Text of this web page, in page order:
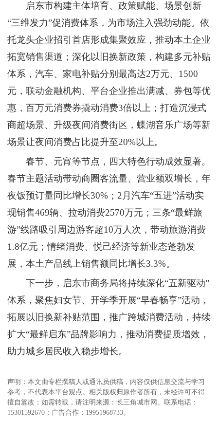
启东市构建主体培育、政策赋能、场景创新
“三维发力”促消费体系，为市场注入强劲动能。依
托龙头企业招引首店形成集聚效应，推动本土企业
拓宽销售渠道；深化以旧换新政策，构建多元补贴
体系，汽车、家电补贴分别最高达2万元、1500
元，联动金融机构、平台企业推出满减、券包等优
惠，百万元消费券撬动消费3倍以上；打造沉浸式
商超场景、升级夜间消费街区，蝶湖音乐广场等新
场景让夜间消费占比提升至20%以上。
春节、元宵等节点，四大特色行动成效显著。
春节主题活动带动商圈客流量、营业额双增长，年
夜饭预订量同比增长30%；2月汽车“五进”活动实
现销售469辆、拉动消费2570万元；三条“最鲜旅
游”线路吸引周边游客超10万人次，带动旅游消费
1.8亿元；情绪消费、悦己经济等新业态蓬勃发
展，本土产品线上销售额同比增长3.3%。
下一步，启东市商务局将持续深化“五新驱动”
体系，聚焦妇女节、开学季开展“早春畅享”活动，
拓展以旧换新补贴范围，推广跨城消费活动，持续
扩大“最鲜启东”品牌影响力，推动消费提质增效，
助力城乡居民收入稳步增长。
声明：本文由专栏撰稿人或通讯员供稿，内容仅供信息交流与学习
参考，不代表本平台观点。相关版权归原作者所有，未经许可不得
擅自篡改；如需转载，请注明来源：长三角城市网。联系电话：
15301592670；广告合作：19951968733。